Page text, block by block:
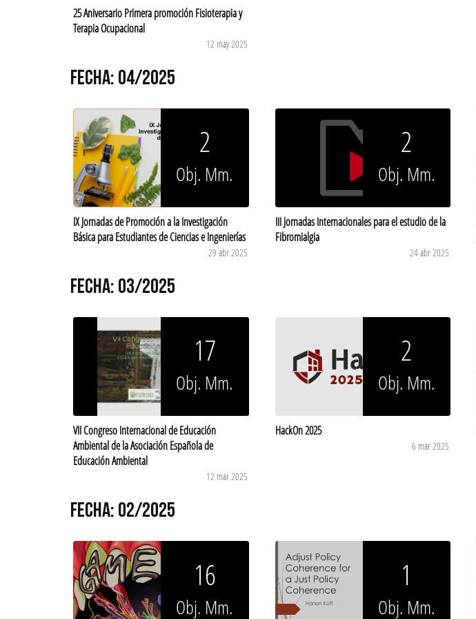
25 Aniversario Primera promoción Fisioterapia y
Terapia Ocupacional
12 may 2025
FECHA: 04/2025
2
Obj. Mm.
IX Jornadas de Promoción a la Investigación
Básica para Estudiantes de Ciencias e Ingenierías
29 abr 2025
2
Obj. Mm.
III Jornadas Internacionales para el estudio de la
Fibromialgia
24 abr 2025
FECHA: 03/2025
17
Obj. Mm.
VII Congreso Internacional de Educación
Ambiental de la Asociación Española de
Educación Ambiental
12 mar 2025
2
Obj. Mm.
HackOn 2025
6 mar 2025
FECHA: 02/2025
16
Obj. Mm.
1
Obj. Mm.